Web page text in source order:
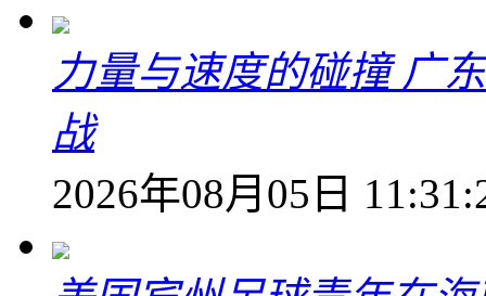
力量与速度的碰撞 广
战
2026年08月05日